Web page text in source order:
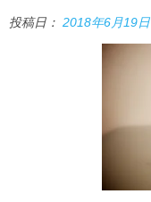
投稿日： 2018年6月19日